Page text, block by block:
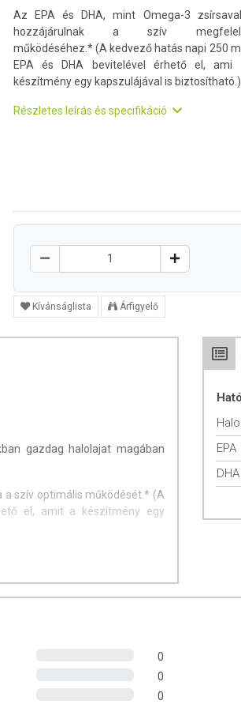
Az EPA és DHA, mint Omega-3
hozzájárulnak a szív
működéséhez.* (A kedvező hatás napi 250
EPA és DHA bevitelével érhető el, ami
készítmény egy kapszulájával is biztosítható.)
Részletes leírás és specifikáció
Kívánságlista Árfigyelő
gazdag halolajat magában
a szív optimális működését.* (A
el, amit a készítmény egy
okozta károsodásokkal
EPA
DHA
0
0
0